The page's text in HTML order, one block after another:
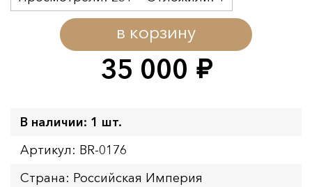
35 000 руб.
в корзину
В наличии: 1 шт.
Артикул: BR-0176
Страна: Российская Империя